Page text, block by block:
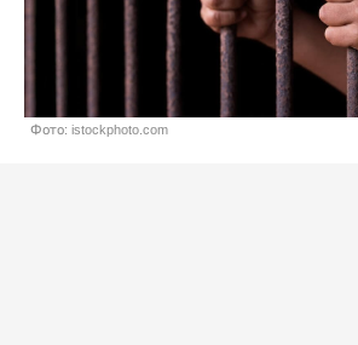
Фото: istockphoto.com